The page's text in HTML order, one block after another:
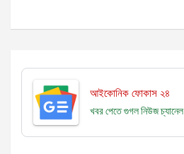
আইকোনিক ফোকাস ২৪
খবর পেতে গুগল নিউজ চ্যানেল